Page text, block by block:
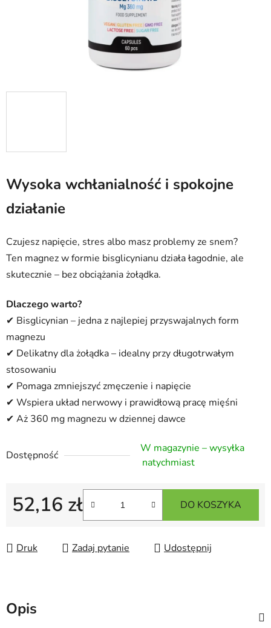
Wysoka wchłanialność i spokojne
działanie
Czujesz napięcie, stres albo masz problemy ze snem?
Ten magnez w formie bisglicynianu działa łagodnie, ale
skutecznie – bez obciążania żołądka.
Dlaczego warto?
✔ Bisglicynian – jedna z najlepiej przyswajalnych form
magnezu
✔ Delikatny dla żołądka – idealny przy długotrwałym
stosowaniu
✔ Pomaga zmniejszyć zmęczenie i napięcie
✔ Wspiera układ nerwowy i prawidłową pracę mięśni
✔ Aż 360 mg magnezu w dziennej dawce
Dostępność
W magazynie – wysyłka
natychmiast
52,16 zł
Cena jednostkowa:
DO KOSZYKA
Druk Zadaj pytanie Udostępnij
Opis